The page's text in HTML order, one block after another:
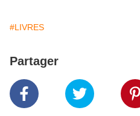
#LIVRES
Partager